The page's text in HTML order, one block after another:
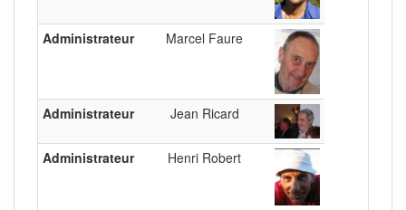
Administrateur Marcel Faure
Administrateur Jean Ricard
Administrateur Henri Robert